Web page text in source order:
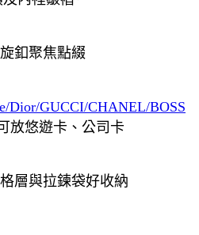
釦聚焦點綴
Dior/GUCCI/CHANEL/BOSS
放悠遊卡、公司卡
層與拉鍊袋好收納